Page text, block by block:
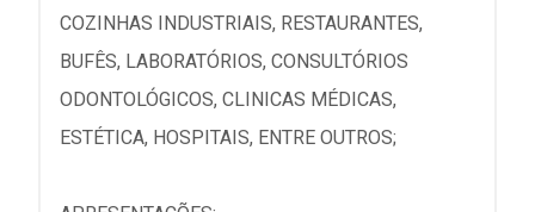
COZINHAS INDUSTRIAIS, RESTAURANTES,
BUFÊS, LABORATÓRIOS, CONSULTÓRIOS
ODONTOLÓGICOS, CLINICAS MÉDICAS,
ESTÉTICA, HOSPITAIS, ENTRE OUTROS;